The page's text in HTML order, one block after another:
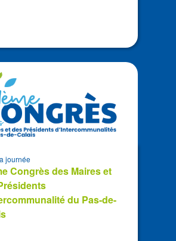
Congrès des Maires et
du Pas-de-
journée